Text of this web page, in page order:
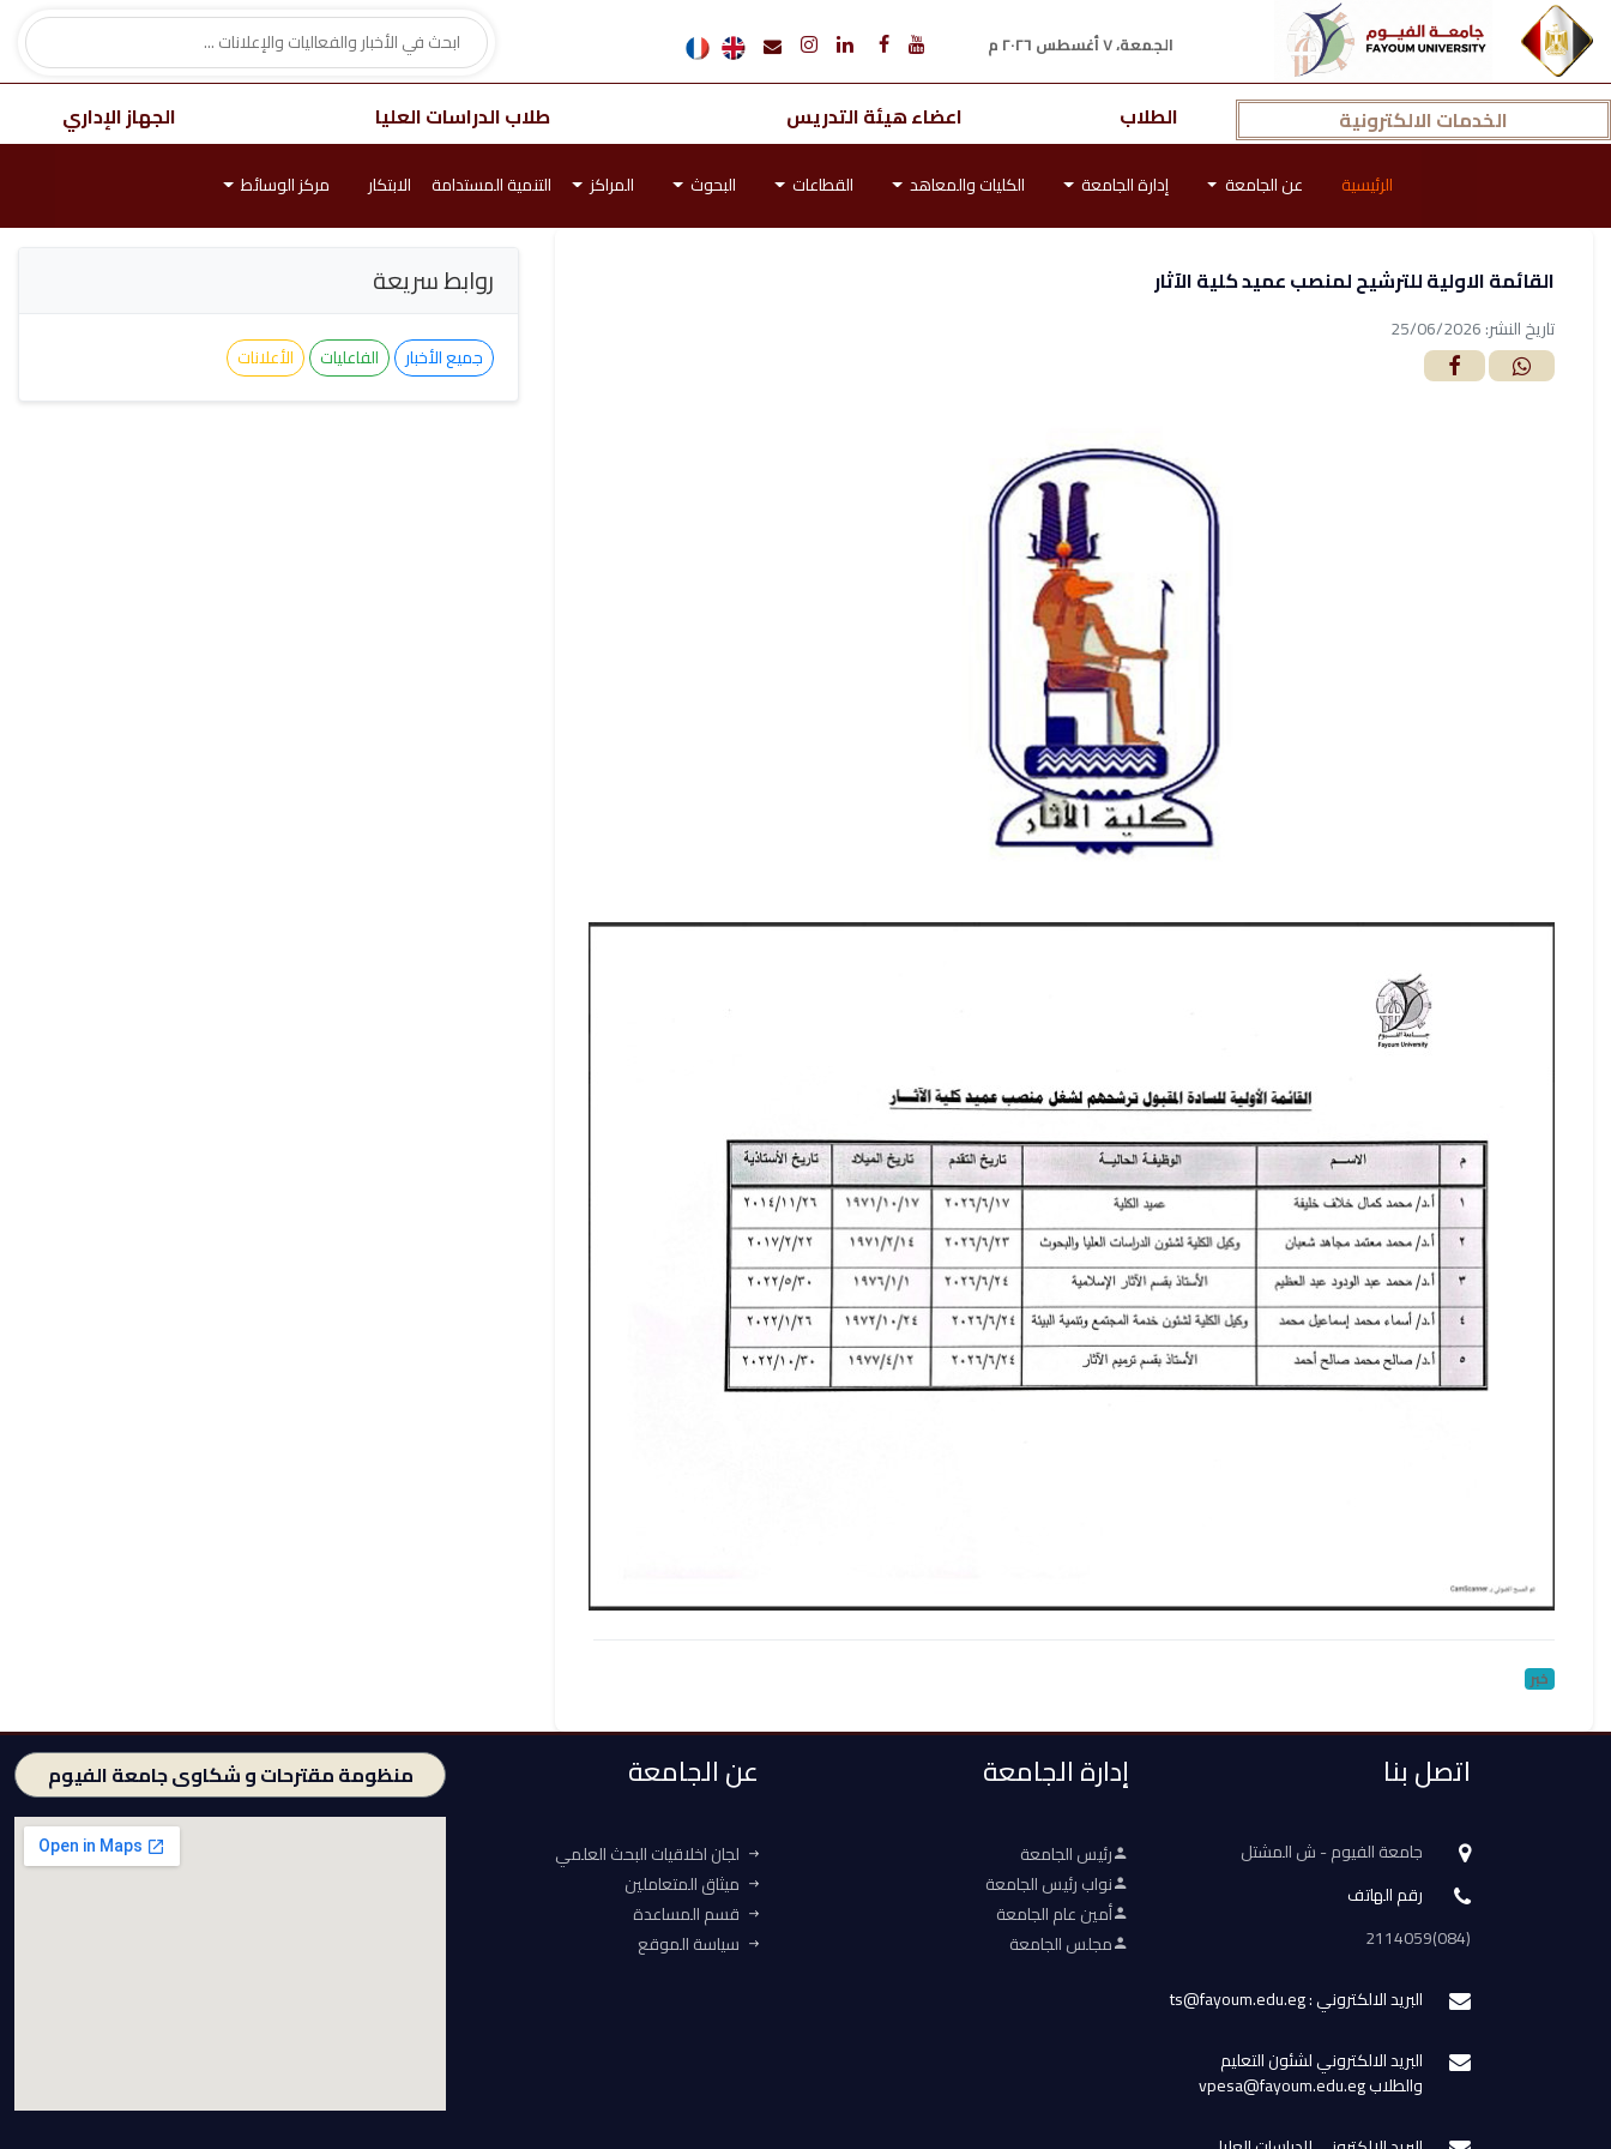
الجمعة، ٧ أغسطس ٢٠٢٦ م
الخدمات الالكترونية الطلاب اعضاء هيئة التدريس طلاب الدراسات العليا الجهاز الإداري
الرئيسية عن الجامعة إدارة الجامعة الكليات والمعاهد القطاعات البحوث المراكز التنمية المستدامة الابتكار مركز الوسائط
القائمة الاولية للترشيح لمنصب عميد كلية الآثار
تاريخ النشر: 25/06/2026
خبر
روابط سريعة
جميع الأخبار الفاعليات الأعلانات
اتصل بنا
جامعة الفيوم - ش المشتل
رقم الهاتف
(084)2114059
البريد الالكتروني : ts@fayoum.edu.eg
البريد الالكتروني لشئون التعليم
والطلاب vpesa@fayoum.edu.eg
إدارة الجامعة
رئيس الجامعة
نواب رئيس الجامعة
أمين عام الجامعة
مجلس الجامعة
عن الجامعة
لجان اخلاقيات البحث العلمي
ميثاق المتعاملين
قسم المساعدة
سياسة الموقع
منظومة مقترحات و شكاوى جامعة الفيوم